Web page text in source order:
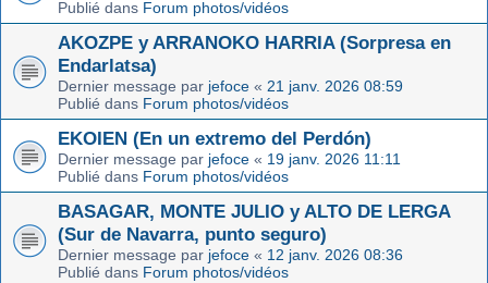
Publié dans Forum photos/vidéos
AKOZPE y ARRANOKO HARRIA (Sorpresa en
Endarlatsa)
Dernier message par jefoce « 21 janv. 2026 08:59
Publié dans Forum photos/vidéos
EKOIEN (En un extremo del Perdón)
Dernier message par jefoce « 19 janv. 2026 11:11
Publié dans Forum photos/vidéos
BASAGAR, MONTE JULIO y ALTO DE LERGA
(Sur de Navarra, punto seguro)
Dernier message par jefoce « 12 janv. 2026 08:36
Publié dans Forum photos/vidéos